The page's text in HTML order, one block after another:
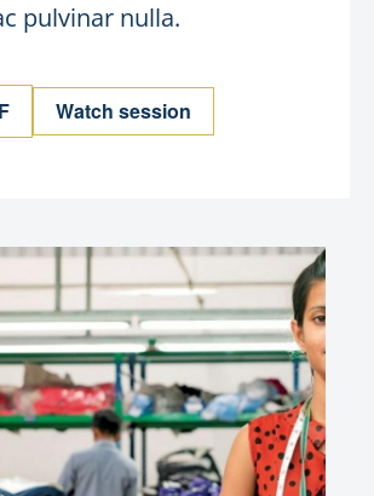
pulvinar nulla.
Watch session